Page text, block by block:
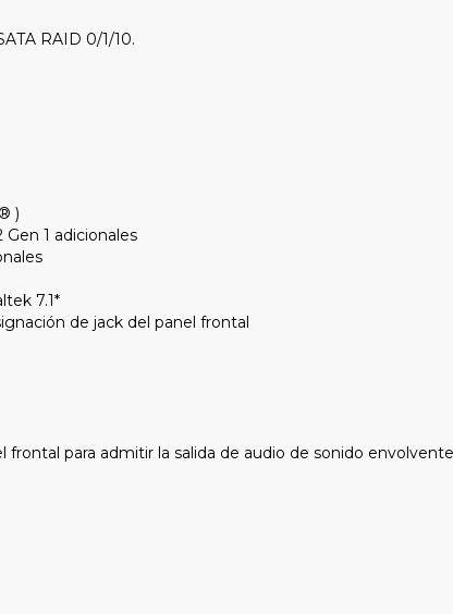
RAID 0/1/10.
)
Gen 1 adicionales
7.1*
de jack del panel frontal
para admitir la salida de audio de sonido envolvente